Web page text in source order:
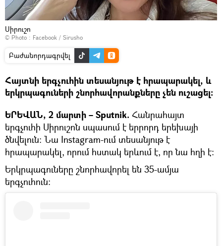
Սիրուշո
© Photo : Facebook / Sirusho
Բաժանորդագրվել
Հայտնի երգչուհին տեսանյութ է հրապարակել, և
երկրպագուների շնորհավորանքները չեն ուշացել։
ԵՐԵՎԱՆ, 2 մարտի – Sputnik. Հանրահայտ
երգչուհի Սիրուշոն սպասում է երրորդ երեխայի
ծնվելուն։ Նա Instagram-ում տեսանյութ է
հրապարակել, որում հստակ երևում է, որ նա հղի է։
Երկրպագուները շնորհավորել են 35-ամյա
երգչուհուն։